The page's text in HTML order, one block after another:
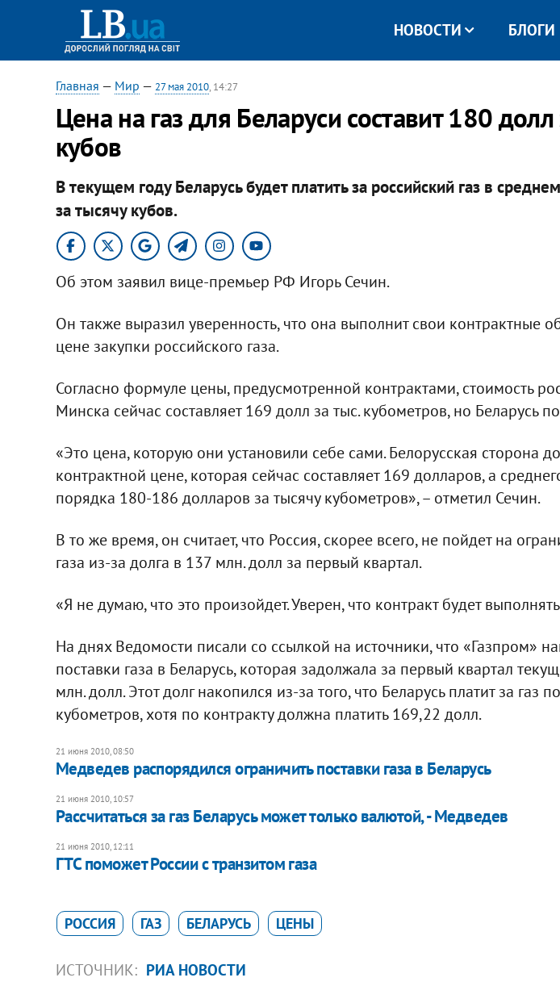
НОВОСТИ БЛОГИ
Главная — Мир — 27 мая 2010, 14:27
Цена на газ для Беларуси составит 180 долл
кубов
В текущем году Беларусь будет платить за российский газ в
за тысячу кубов.
Об этом заявил вице-премьер РФ Игорь Сечин.
Он также выразил уверенность, что она выполнит свои контрактные
цене закупки российского газа.
Согласно формуле цены, предусмотренной контрактами, стоимость
Минска сейчас составляет 169 долл за тыс. кубометров, но Беларусь
«Это цена, которую они установили себе сами. Белорусская сторона
контрактной цене, которая сейчас составляет 169 долларов, а
порядка 180-186 долларов за тысячу кубометров», – отметил Сечин.
В то же время, он считает, что Россия, скорее всего, не пойдет на
газа из-за долга в 137 млн. долл за первый квартал.
«Я не думаю, что это произойдет. Уверен, что контракт будет
На днях Ведомости писали со ссылкой на источники, что «Газпром»
поставки газа в Беларусь, которая задолжала за первый квартал
млн. долл. Этот долг накопился из-за того, что Беларусь платит за газ
кубометров, хотя по контракту должна платить 169,22 долл.
21 июня 2010, 08:50
Медведев распорядился ограничить поставки газа в Беларусь
21 июня 2010, 10:57
Рассчитаться за газ Беларусь может только валютой, - Медведев
21 июня 2010, 12:11
ГТС поможет России с транзитом газа
РОССИЯ ГАЗ БЕЛАРУСЬ ЦЕНЫ
ИСТОЧНИК: РИА НОВОСТИ